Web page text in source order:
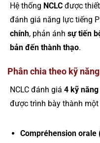
Hệ thống NCLC được
đánh giá năng lực tiếng
chính, phản ánh sự tiến
bản đến thành thạo.
Phân chia theo kỹ
NCLC đánh giá 4 kỹ
được trình bày thành
Compréhension orale